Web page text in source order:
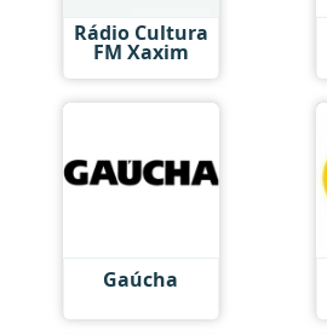
Rádio Cultura
FM Xaxim
Gaúcha